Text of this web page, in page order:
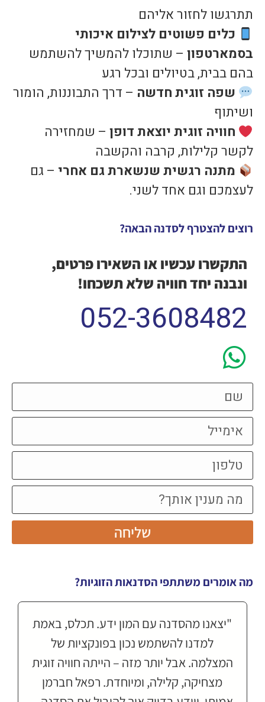
תתרגשו לחזור אליהם
כלים פשוטים לצילום איכותי
בסמארטפון – שתוכלו להמשיך להשתמש
בהם בבית, בטיולים ובכל רגע
שפה זוגית חדשה – דרך התבוננות, הומור
ושיתוף
חוויה זוגית יוצאת דופן – שמחזירה
לקשר קלילות, קרבה והקשבה
מתנה רגשית שנשארת גם אחרי – גם
לעצמכם וגם אחד לשני.
רוצים להצטרף לסדנה הבאה?
התקשרו עכשיו או השאירו פרטים,
ונבנה יחד חוויה שלא תשכחו!
052-3608482
שליחה
מה אומרים משתתפי הסדנאות הזוגיות?
"הסדנה הייתה פשוט מדהימה - כאילו יצאנו
לאיזה מסע זוגי. היה גם ממש מצחיק. צילמנו
המון - גם אחד את השנייה, גם את הקשר
שלנו. ובאיזשהו רגע, מוטי אפילו גילה לי על